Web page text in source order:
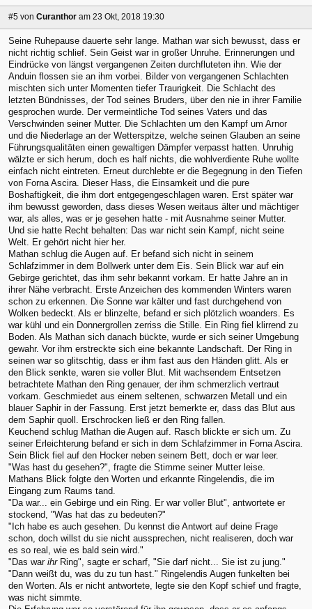
#5 von Curanthor am 23 Okt, 2018 19:30
Seine Ruhepause dauerte sehr lange. Mathan war sich bewusst, dass er
nicht richtig schlief. Sein Geist war in großer Unruhe. Erinnerungen und
Eindrücke von längst vergangenen Zeiten durchfluteten ihn. Wie der
Anduin flossen sie an ihm vorbei. Bilder von vergangenen Schlachten
mischten sich unter Momenten tiefer Traurigkeit. Die Schlacht des
letzten Bündnisses, der Tod seines Bruders, über den nie in ihrer Familie
gesprochen wurde. Der vermeintliche Tod seines Vaters und das
Verschwinden seiner Mutter. Die Schlachten um den Kampf um Arnor
und die Niederlage an der Wetterspitze, welche seinen Glauben an seine
Führungsqualitäten einen gewaltigen Dämpfer verpasst hatten. Unruhig
wälzte er sich herum, doch es half nichts, die wohlverdiente Ruhe wollte
einfach nicht eintreten. Erneut durchlebte er die Begegnung in den Tiefen
von Forna Ascira. Dieser Hass, die Einsamkeit und die pure
Boshaftigkeit, die ihm dort entgegengeschlagen waren. Erst später war
ihm bewusst geworden, dass dieses Wesen weitaus älter und mächtiger
war, als alles, was er je gesehen hatte - mit Ausnahme seiner Mutter.
Und sie hatte Recht behalten: Das war nicht sein Kampf, nicht seine
Welt. Er gehört nicht hier her.
Mathan schlug die Augen auf. Er befand sich nicht in seinem
Schlafzimmer in dem Bollwerk unter dem Eis. Sein Blick war auf ein
Gebirge gerichtet, das ihm sehr bekannt vorkam. Er hatte Jahre an in
ihrer Nähe verbracht. Erste Anzeichen des kommenden Winters waren
schon zu erkennen. Die Sonne war kälter und fast durchgehend von
Wolken bedeckt. Als er blinzelte, befand er sich plötzlich woanders. Es
war kühl und ein Donnergrollen zerriss die Stille. Ein Ring fiel klirrend zu
Boden. Als Mathan sich danach bückte, wurde er sich seiner Umgebung
gewahr. Vor ihm erstreckte sich eine bekannte Landschaft. Der Ring in
seinen war so glitschtig, dass er ihm fast aus den Händen glitt. Als er
den Blick senkte, waren sie voller Blut. Mit wachsendem Entsetzen
betrachtete Mathan den Ring genauer, der ihm schmerzlich vertraut
vorkam. Geschmiedet aus einem seltenen, schwarzen Metall und ein
blauer Saphir in der Fassung. Erst jetzt bemerkte er, dass das Blut aus
dem Saphir quoll. Erschrocken ließ er den Ring fallen.
Keuchend schlug Mathan die Augen auf. Rasch blickte er sich um. Zu
seiner Erleichterung befand er sich in dem Schlafzimmer in Forna Ascira.
Sein Blick fiel auf den Hocker neben seinem Bett, doch er war leer.
"Was hast du gesehen?", fragte die Stimme seiner Mutter leise.
Mathans Blick folgte den Worten und erkannte Ringelendis, die im
Eingang zum Raums tand.
"Da war... ein Gebirge und ein Ring. Er war voller Blut", antwortete er
stockend, "Was hat das zu bedeuten?"
"Ich habe es auch gesehen. Du kennst die Antwort auf deine Frage
schon, doch willst du sie nicht aussprechen, nicht realiseren, doch war
es so real, wie es bald sein wird."
"Das warihrRing", sagte er scharf, "Sie darf nicht... Sie ist zu jung."
"Dann weißt du, was du zu tun hast." Ringelendis Augen funkelten bei
den Worten. Als er nicht antwortete, legte sie den Kopf schief und fragte,
was nicht simmte.